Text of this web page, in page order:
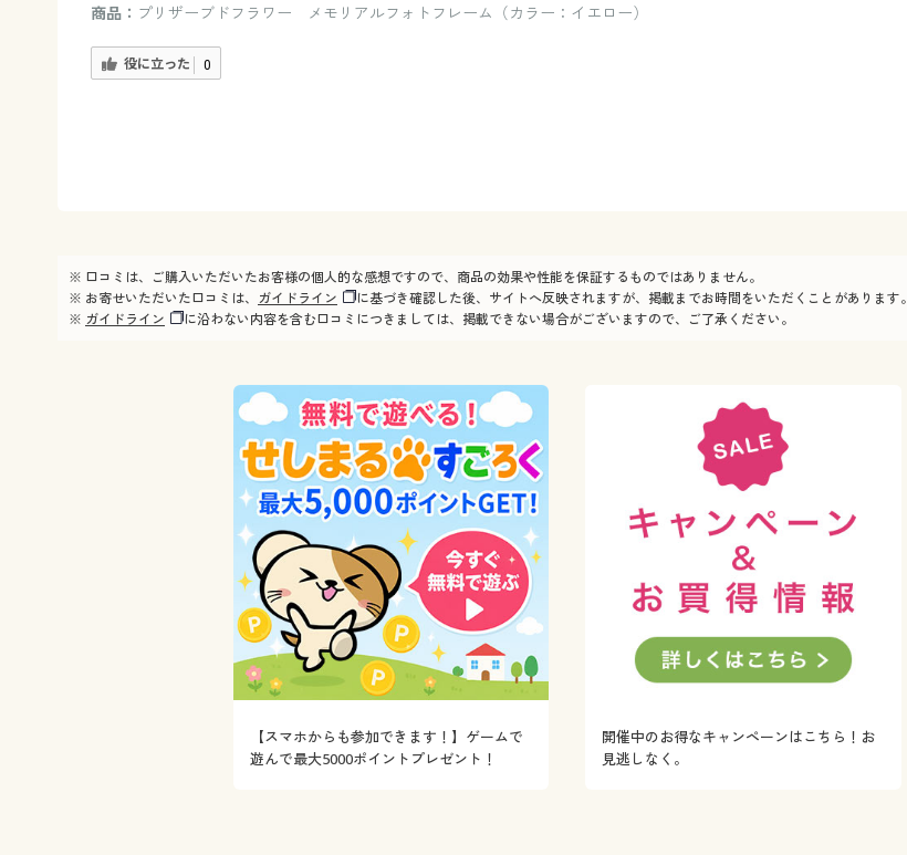
商品： プリザーブドフラワー メモリアルフォトフレーム（カラー：イエロー）
役に立った 0
※ 口コミは、ご購入いただいたお客様の個人的な感想ですので、商品の効果や性能を保証するものではありません。
※ お寄せいただいた口コミは、 ガイドライン
に基づき確認した後、サイトへ反映されますが、掲載までお時間をいただくことがあります。
※ ガイドライン に沿わない内容を含む口コミにつきましては、掲載できない場合がございますので、ご了承ください。
【スマホからも参加できます！】ゲームで
遊んで最大5000ポイントプレゼント！
開催中のお得なキャンペーンはこちら！お
見逃しなく。